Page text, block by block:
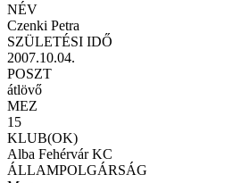
NÉV
Czenki Petra
SZÜLETÉSI IDŐ
2007.10.04.
POSZT
átlövő
MEZ
15
KLUB(OK)
Alba Fehérvár KC
ÁLLAMPOLGÁRSÁG